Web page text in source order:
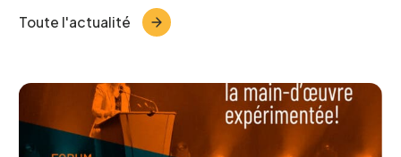
Toute l'actualité
Telephone*